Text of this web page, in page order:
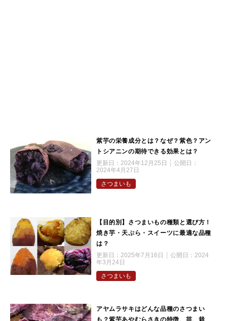
紫芋の栄養成分とは？なぜ？紫色？アン
トシアニンの期待できる効果とは？
更新日： 2024年12月25日
公開日：
2024年4月27日
さつまいも
【目的別】さつまいもの種類と選び方！
焼き芋・天ぷら・スイーツに最適な品種
は？
更新日： 2025年7月16日 公開日： 2024
年3月24日
さつまいも
アヤムラサキはどんな品種のさつまい
も？紫芋あやむらさきの特徴、苗、栽